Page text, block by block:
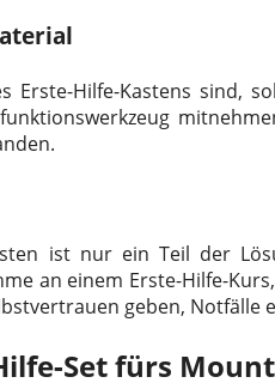
Hilfe-Kastens sind,
ist nur ein Teil der
an einem Erste-Hilfe-
geben, Notfälle
Set fürs